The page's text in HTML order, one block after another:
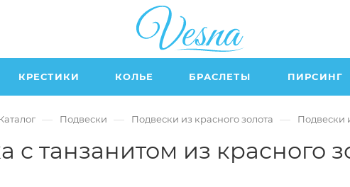
КРЕСТИКИ КОЛЬЕ БРАСЛЕТЫ ПИРСИНГ
— Подвески — Подвески из красного золота — Подвески
с танзанитом из красного